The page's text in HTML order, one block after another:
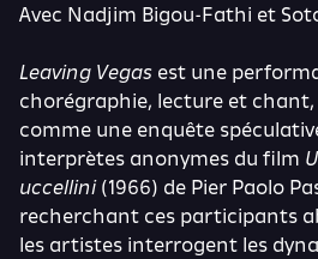
Avec Nadjim Bigou-Fathi et
Leaving Vegas est une
chorégraphie, lecture et chant,
comme une enquête
interprètes anonymes du film
uccellini(1966) de Pier Paolo
recherchant ces participants
les artistes interrogent les